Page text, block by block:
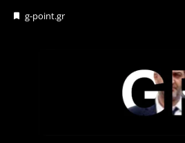
g-point.gr